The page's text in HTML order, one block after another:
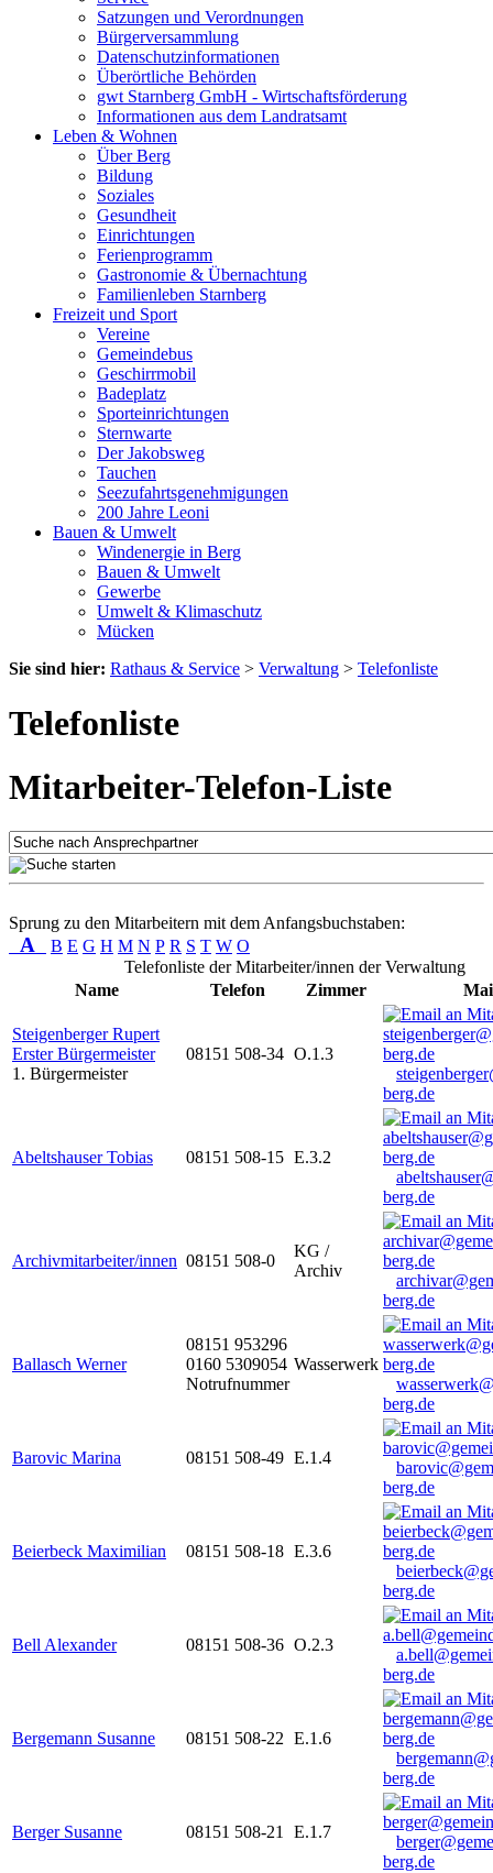
Satzungen und Verordnungen
Bürgerversammlung
Datenschutzinformationen
Überörtliche Behörden
gwt Starnberg GmbH - Wirtschaftsförderung
Informationen aus dem Landratsamt
Leben & Wohnen
Über Berg
Bildung
Soziales
Gesundheit
Einrichtungen
Ferienprogramm
Gastronomie & Übernachtung
Familienleben Starnberg
Freizeit und Sport
Vereine
Gemeindebus
Geschirrmobil
Badeplatz
Sporteinrichtungen
Sternwarte
Der Jakobsweg
Tauchen
Seezufahrtsgenehmigungen
200 Jahre Leoni
Bauen & Umwelt
Windenergie in Berg
Bauen & Umwelt
Gewerbe
Umwelt & Klimaschutz
Mücken
Sie sind hier: Rathaus & Service > Verwaltung > Telefonliste
Telefonliste
Mitarbeiter-Telefon-Liste
Sprung zu den Mitarbeitern mit dem Anfangsbuchstaben:
A B E G H M N P R S T W O
Telefonliste der Mitarbeiter/innen der Verwaltung
Name
Telefon Zimmer
Steigenberger Rupert
Erster Bürgermeister
1. Bürgermeister
08151 508-34 O.1.3
berg.de
Abeltshauser Tobias 08151 508-15 E.3.2
berg.de
Archivmitarbeiter/innen 08151 508-0
KG /
Archiv
berg.de
Ballasch Werner
08151 953296
0160 5309054
Notrufnummer
Wasserwerk
berg.de
Barovic Marina 08151 508-49 E.1.4
berg.de
Beierbeck Maximilian 08151 508-18 E.3.6
berg.de
Bell Alexander 08151 508-36 O.2.3
berg.de
Bergemann Susanne 08151 508-22 E.1.6
berg.de
Berger Susanne 08151 508-21 E.1.7
berg.de